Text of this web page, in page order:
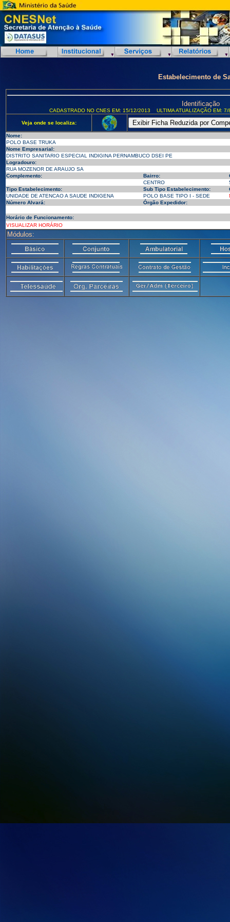
Estabelecimento de
Identificação
CADASTRADO NO CNES EM: 15/12/2013 ULTIMA ATUALIZAÇÃO EM:
Veja onde se localiza:
Nome:
POLO BASE TRUKA
Nome Empresarial:
DISTRITO SANITARIO ESPECIAL INDIGINA PERNAMBUCO DSEI PE
Logradouro:
RUA MOZENOR DE ARAUJO SA
Complemento:
Bairro:
CENTRO
Tipo Estabelecimento:
Sub Tipo Estabelecimento:
UNIDADE DE ATENCAO A SAUDE INDIGENA
POLO BASE TIPO I - SEDE
Número Alvará:
Órgão Expedidor:
Horário de Funcionamento:
VISUALIZAR HORÁRIO
Módulos: